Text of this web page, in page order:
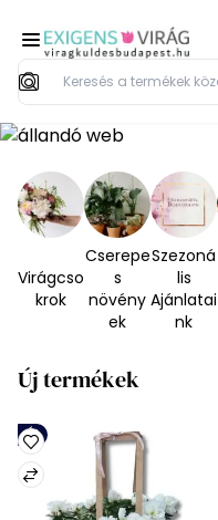
Keresés
Virágcso
krok
Cserepe
s
növény
ek
Szezoná
lis
Ajánlatai
nk
Új termékek
Új